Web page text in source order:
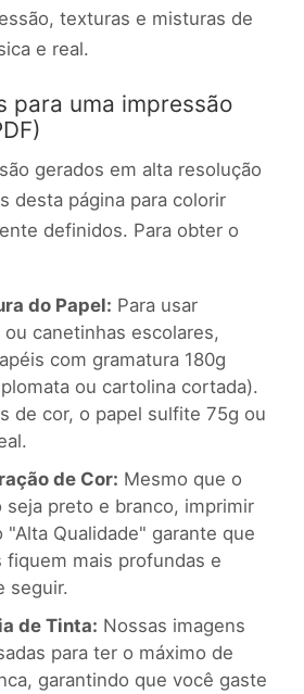
texturas e misturas de
e real.
para uma impressão
gerados em alta resolução
desta página para colorir
definidos. Para obter o
do Papel: Para usar
ou canetinhas escolares,
com gramatura 180g
ou cartolina cortada).
de cor, o papel sulfite 75g ou
de Cor: Mesmo que o
seja preto e branco, imprimir
"Alta Qualidade" garante que
fiquem mais profundas e
seguir.
de Tinta: Nossas imagens
para ter o máximo de
garantindo que você gaste